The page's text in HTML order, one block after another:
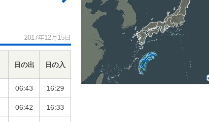
2017年12月15日
日の出 日の入
06:43 16:29
06:42 16:33